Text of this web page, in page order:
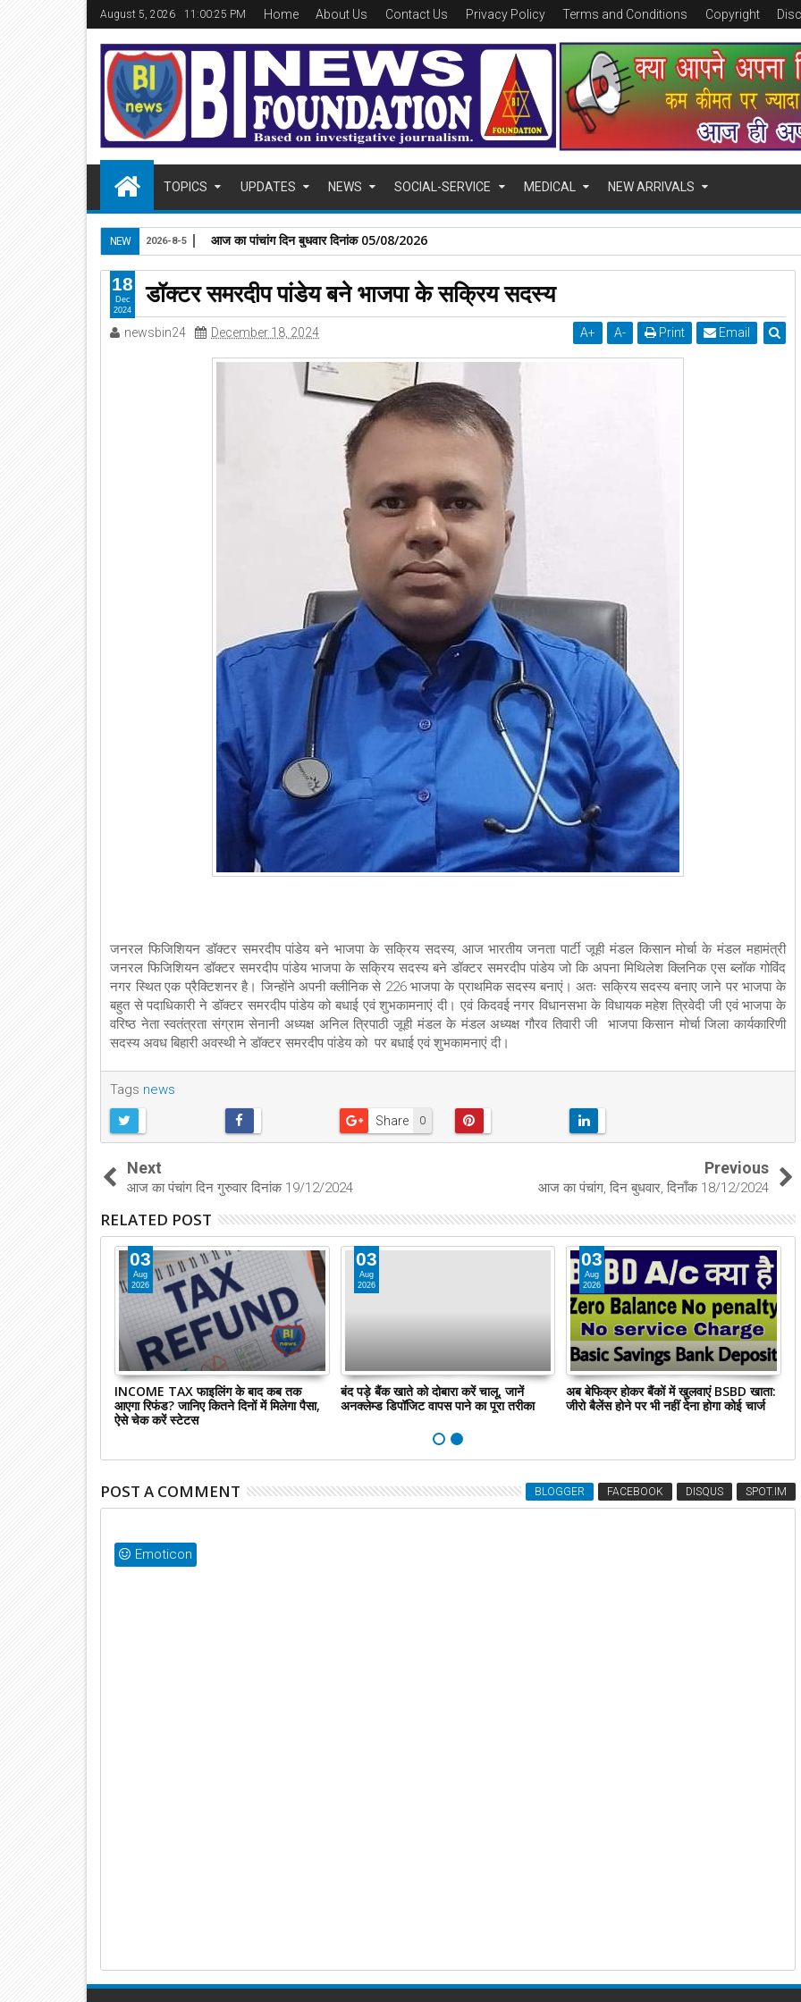
August 5, 2026 11:00:26 PM Home About Us Contact Us Privacy Policy Terms and Conditions Copyright
TOPICS UPDATES NEWS SOCIAL-SERVICE MEDICAL NEW ARRIVALS
NEW आज का पञ्चांग,दिन,मंगलवार ,दिनांक 04/08/2026,
2026-8-4
डॉक्टर समरदीप पांडेय बने भाजपा के सक्रिय सदस्य
newsbin24 December 18, 2024 A+ A- Print Email
जनरल फिजिशियन डॉक्टर समरदीप पांडेय बने भाजपा के सक्रिय सदस्य, आज भारतीय जनता पार्टी जूही मंडल किसान मोर्चा के मंडल महामंत्री
जनरल फिजिशियन डॉक्टर समरदीप पांडेय भाजपा के सक्रिय सदस्य बने डॉक्टर समरदीप पांडेय जो कि अपना मिथिलेश क्लिनिक एस ब्लॉक गोविंद
नगर स्थित एक प्रैक्टिशनर है। जिन्होंने अपनी क्लीनिक से 226 भाजपा के प्राथमिक सदस्य बनाएं। अतः सक्रिय सदस्य बनाए जाने पर भाजपा के
बहुत से पदाधिकारी ने डॉक्टर समरदीप पांडेय को बधाई एवं शुभकामनाएं दी। एवं किदवई नगर विधानसभा के विधायक महेश त्रिवेदी जी एवं भाजपा के
वरिष्ठ नेता स्वतंत्रता संग्राम सेनानी अध्यक्ष अनिल त्रिपाठी जूही मंडल के मंडल अध्यक्ष गौरव तिवारी जी भाजपा किसान मोर्चा जिला कार्यकारिणी
सदस्य अवध बिहारी अवस्थी ने डॉक्टर समरदीप पांडेय को पर बधाई एवं शुभकामनाएं दी।
Tags news
0
Share
18
Dec
2024
Next
आज का पंचांग दिन गुरुवार दिनांक 19/12/2024
Previous
आज का पंचांग, दिन बुधवार, दिनाँक 18/12/2024
RELATED POST
03
Aug
2026
INCOME TAX फाइलिंग के बाद कब तक
आएगा रिफंड? जानिए कितने दिनों में मिलेगा पैसा,
ऐसे चेक करें स्टेटस
03
Aug
2026
बंद पड़े बैंक खाते को दोबारा करें चालू, जानें
अनक्लेम्ड डिपॉजिट वापस पाने का पूरा तरीका
03
Aug
2026
अब बेफिक्र होकर बैंकों में खुलवाएं BSBD खाता:
जीरो बैलेंस होने पर भी नहीं देना होगा कोई चार्ज
POST A COMMENT BLOGGER FACEBOOK DISQUS SPOT.IM
Emoticon